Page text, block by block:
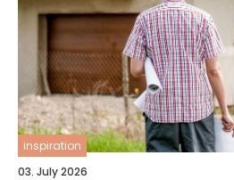
inspiration
03. July 2026